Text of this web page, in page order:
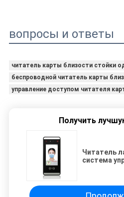
вопросы и ответы
читатель карты близости стойки
беспроводной читатель карты
управление доступом читателя
Получить
Читатель
система
времени